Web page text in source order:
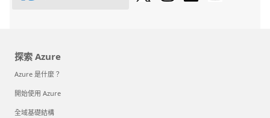
探索 Azure
Azure 是什麼？
開始使用 Azure
全域基礎結構